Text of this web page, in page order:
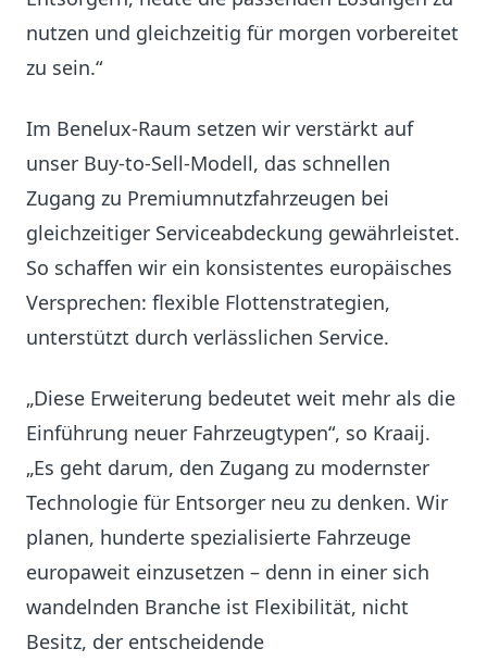
nutzen und gleichzeitig für morgen vorbereitet
zu sein.“
Im Benelux-Raum setzen wir verstärkt auf
unser Buy-to-Sell-Modell, das schnellen
Zugang zu Premiumnutzfahrzeugen bei
gleichzeitiger Serviceabdeckung gewährleistet.
So schaffen wir ein konsistentes europäisches
Versprechen: flexible Flottenstrategien,
unterstützt durch verlässlichen Service.
„Diese Erweiterung bedeutet weit mehr als die
Einführung neuer Fahrzeugtypen“, so Kraaij.
„Es geht darum, den Zugang zu modernster
Technologie für Entsorger neu zu denken. Wir
planen, hunderte spezialisierte Fahrzeuge
europaweit einzusetzen – denn in einer sich
wandelnden Branche ist Flexibilität, nicht
Besitz, der entscheidende